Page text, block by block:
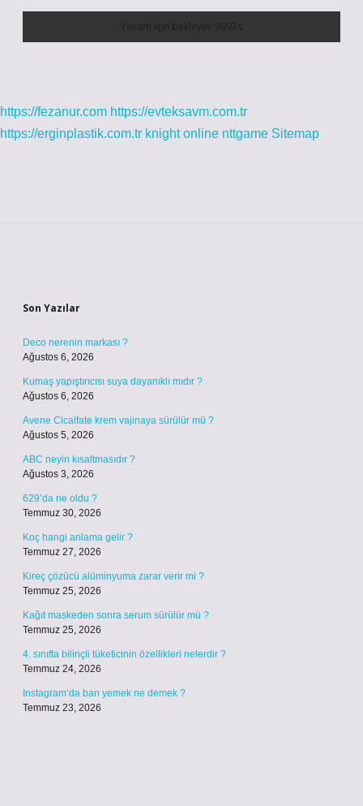
https://fezanur.com https://evteksavm.com.tr
https://erginplastik.com.tr knight online nttgame Sitemap
Son Yazılar
Deco nerenin markası ?
Ağustos 6, 2026
Kumaş yapıştırıcısı suya dayanıklı mıdır ?
Ağustos 6, 2026
Avene Cicalfate krem vajinaya sürülür mü ?
Ağustos 5, 2026
ABC neyin kısaltmasıdır ?
Ağustos 3, 2026
629’da ne oldu ?
Temmuz 30, 2026
Koç hangi anlama gelir ?
Temmuz 27, 2026
Kireç çözücü alüminyuma zarar verir mi ?
Temmuz 25, 2026
Kağıt maskeden sonra serum sürülür mü ?
Temmuz 25, 2026
4. sınıfta bilinçli tüketicinin özellikleri nelerdir ?
Temmuz 24, 2026
Instagram’da ban yemek ne demek ?
Temmuz 23, 2026